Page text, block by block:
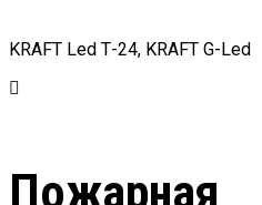
KRAFT Led Т-24, KRAFT G-Led
Пожарная